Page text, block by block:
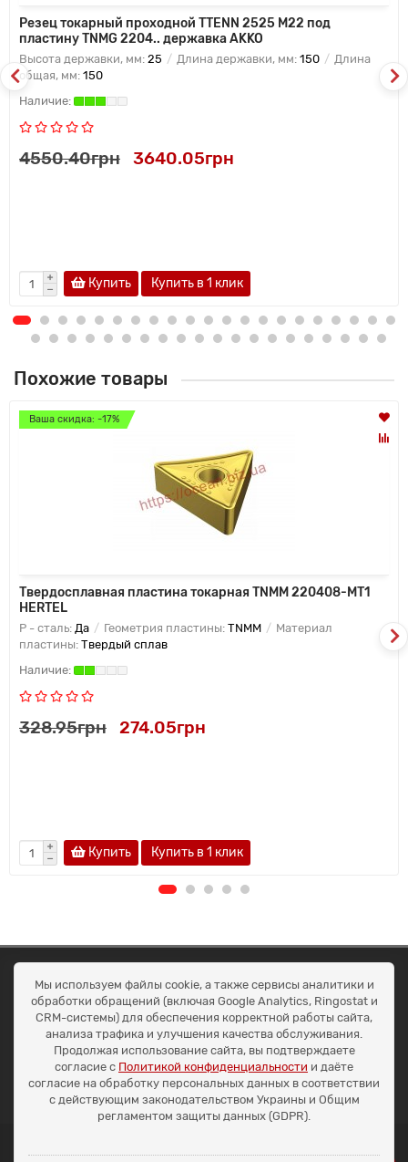
Резец токарный проходной TTENN 2525 M22 под
пластину TNMG 2204.. державка AKKO
Высота державки, мм: 25 Длина державки, мм: 150
Длина
общая, мм: 150
4550.40грн 3640.05грн
Купить Купить в 1 клик
Похожие товары
Ваша скидка: -17%
Твердосплавная пластина токарная TNMM 220408-MT1
HERTEL
P - сталь: Да Геометрия пластины: TNMM
Материал
пластины: Твердый сплав
328.95грн 274.05грн
Купить Купить в 1 клик
ОКЕАН ТРЕЙД
Договір публичної оферти
Доставка та оплата
Наші контакти
Умови повернення
+38 (099) 452-20-02
+38 (098) 492-20-02
office@ocean.biz.ua
Мы используем файлы cookie, а также сервисы аналитики и
обработки обращений (включая Google Analytics, Ringostat и
CRM-системы) для обеспечения корректной работы сайта,
анализа трафика и улучшения качества обслуживания.
Продолжая использование сайта, вы подтверждаете
согласие с Политикой конфиденциальности и даёте
согласие на обработку персональных данных в соответствии
с действующим законодательством Украины и Общим
регламентом защиты данных (GDPR).